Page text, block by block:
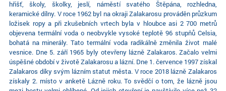
hřišť, školy, školky, jeslí, náměstí svatého Štěpána, rozhledna,
keramické dílny. V roce 1962 byl na okraji Zalakarosu prováděn průzkum
ložisek ropy a při zkušebních vrtech byla v hloubce asi 2 700 metrů
objevena termální voda o neobvykle vysoké teplotě 96 stupňů Celsia,
bohatá na minerály. Tato termální voda radikálně změnila život malé
vesnice. Dne 5. září 1965 byly otevřeny lázně Zalakaros. Začalo velmi
úspěšné období v životě Zalakarosu a lázní. Dne 1. července 1997 získal
Zalakaros díky svým lázním statut města. V roce 2018 lázně Zalakaros
získaly 2. místo v anketě Lázně roku. To svědčí o tom, že lázně jsou